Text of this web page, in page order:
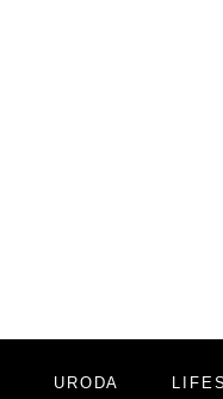
URODA